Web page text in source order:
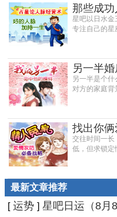
那些成功
星吧以日水金
专注自己的星
另一半
另一半是个什
对方的家庭背
找出你俩
交往时间一长
低，但求锁定
最新文章推荐
[ 运势 ] 星吧日运（8月